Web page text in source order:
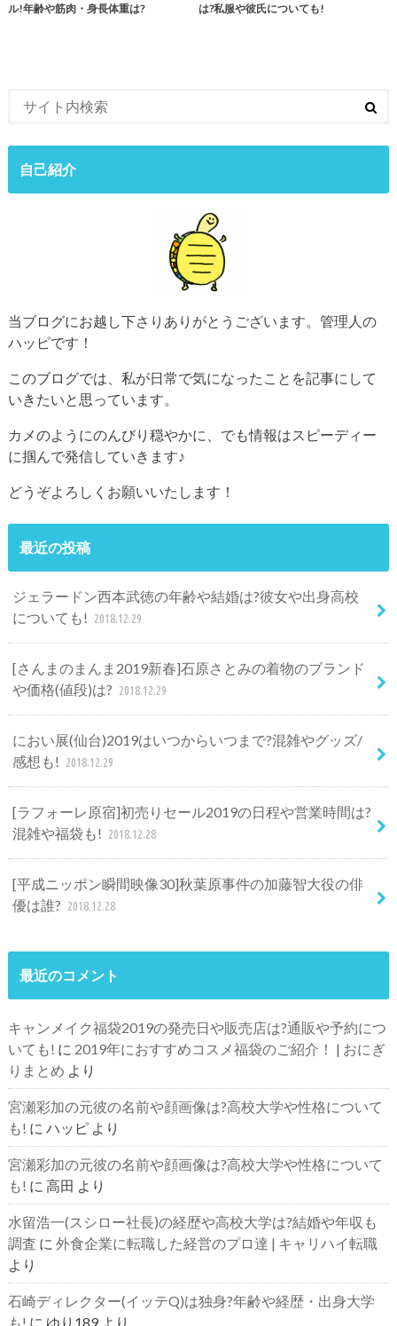
ル!年齢や筋肉・身長体重は?
は?私服や彼氏についても!
自己紹介
当ブログにお越し下さりありがとうございます。管理人の
ハッピです！
このブログでは、私が日常で気になったことを記事にして
いきたいと思っています。
カメのようにのんびり穏やかに、でも情報はスピーディー
に掴んで発信していきます♪
どうぞよろしくお願いいたします！
最近の投稿
ジェラードン西本武徳の年齢や結婚は?彼女や出身高校
についても! 2018.12.29
[さんまのまんま2019新春]石原さとみの着物のブランド
や価格(値段)は? 2018.12.29
におい展(仙台)2019はいつからいつまで?混雑やグッズ/
感想も! 2018.12.29
[ラフォーレ原宿]初売りセール2019の日程や営業時間は?
混雑や福袋も! 2018.12.28
[平成ニッポン瞬間映像30]秋葉原事件の加藤智大役の俳
優は誰? 2018.12.28
最近のコメント
キャンメイク福袋2019の発売日や販売店は?通販や予約につ
いても! に 2019年におすすめコスメ福袋のご紹介！ | おにぎ
りまとめ より
宮瀬彩加の元彼の名前や顔画像は?高校大学や性格について
も! に ハッピより
宮瀬彩加の元彼の名前や顔画像は?高校大学や性格について
も! に 高田 より
水留浩一(スシロー社長)の経歴や高校大学は?結婚や年収も
調査 に 外食企業に転職した経営のプロ達 | キャリハイ転職
より
石崎ディレクター(イッテQ)は独身?年齢や経歴・出身大学
も! に ゆり189より